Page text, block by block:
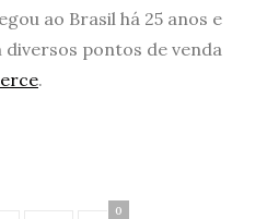
ao Brasil há 25 anos e
pontos de venda
.
0